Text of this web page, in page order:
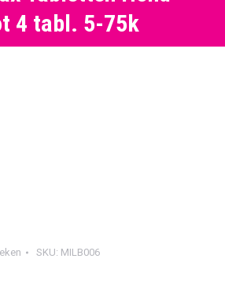
4 tabl. 5-75k
SKU: MILB006